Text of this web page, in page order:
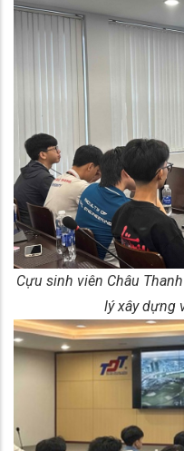
Cựu sinh viên Châu
lý xây dựng